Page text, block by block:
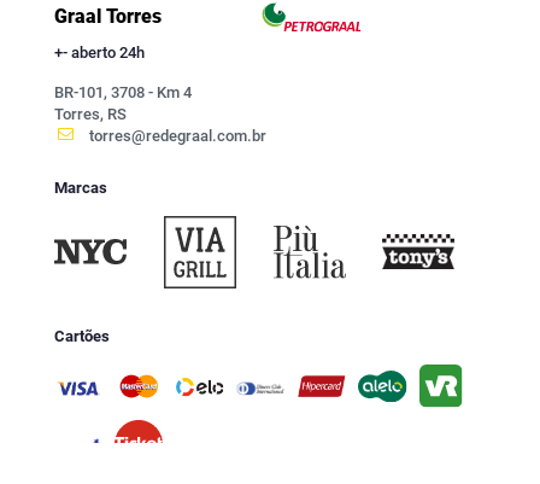
Graal Torres
+- aberto 24h
BR-101, 3708 - Km 4
Torres, RS
torres@redegraal.com.br
Marcas
Cartões